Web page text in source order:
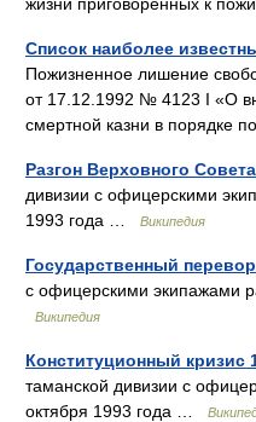
Список наиболее
Пожизненное лишение
от 17.12.1992 № 4123 I «О
смертной казни в
Разгон Верховного
дивизии с офицерскими
1993 года …
Википедия
Государственный
с офицерскими экипажами
Википедия
Конституционный кризис
таманской дивизии с
октября 1993 года …